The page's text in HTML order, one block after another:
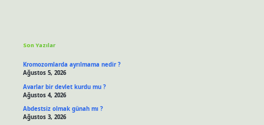
Son Yazılar
Kromozomlarda ayrılmama nedir ?
Ağustos 5, 2026
Avarlar bir devlet kurdu mu ?
Ağustos 4, 2026
Abdestsiz olmak günah mı ?
Ağustos 3, 2026